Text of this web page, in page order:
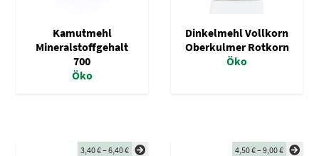
Kamutmehl
Mineralstoffgehalt
700
Öko
Dinkelmehl Vollkorn
Oberkulmer Rotkorn
Öko
3,40€–6,40€ 4,50€–9,00€